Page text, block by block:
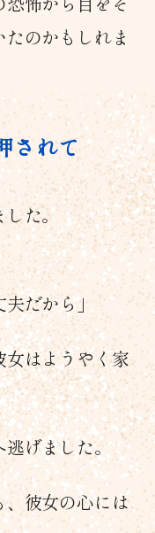
のかもしれま
されて
した。
だから」
女はようやく家
逃げました。
、彼女の心には